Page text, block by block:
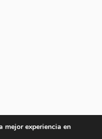
mejor experiencia en